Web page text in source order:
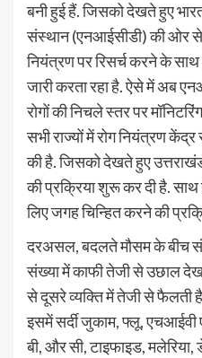
बनी हुई हैं. जिसको देखते हुए
संस्थान (एनआईसीडी) की ओर से
नियंत्रण पर रिसर्च करने के साथ
जारी करता रहा है. ऐसे में अब
रोगों की निचले स्तर पर
सभी राज्यों में रोग नियंत्रण
की है. जिसको देखते हुए
की प्रक्रिया शुरू कर दी है.
लिए जगह चिन्हित करने की
दरअसल, बदलते मौसम के बीच
संख्या में काफी तेजी से उछाल
से दूसरे व्यक्ति में तेजी से फैलती है.
इसमें सर्दी जुकाम, फ्लू,
बी, और सी, टाइफाइड, मलेरिया,